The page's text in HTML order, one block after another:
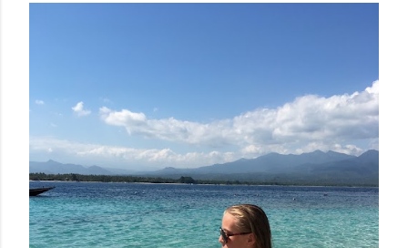
belly...we have missed you! Samtidigt som Heidi
ockuperade toaletten började herr S leta alternativa
resor till först och främst Bali. Det fanns två alternativ,
flyg eller slo...